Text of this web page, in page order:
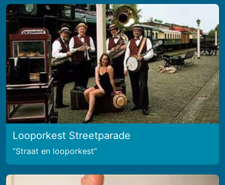
Looporkest Streetparade
Straat en looporkest